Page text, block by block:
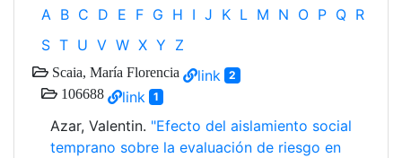
A B C D E F G H I J K L M N O P Q R
S T U V W X Y Z
Scaia, María Florencia link 2
106688 link 1
Azar, Valentin. "Efecto del aislamiento social
temprano sobre la evaluación de riesgo en